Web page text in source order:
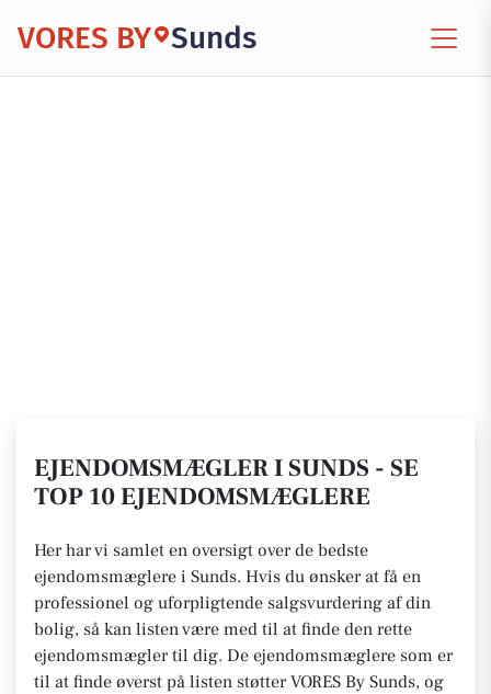
VORES BY Sunds
EJENDOMSMÆGLER I SUNDS - SE
TOP 10 EJENDOMSMÆGLERE
Her har vi samlet en oversigt over de bedste
ejendomsmæglere i Sunds. Hvis du ønsker at få en
professionel og uforpligtende salgsvurdering af din
bolig, så kan listen være med til at finde den rette
ejendomsmægler til dig. De ejendomsmæglere som er
til at finde øverst på listen støtter VORES By Sunds, og